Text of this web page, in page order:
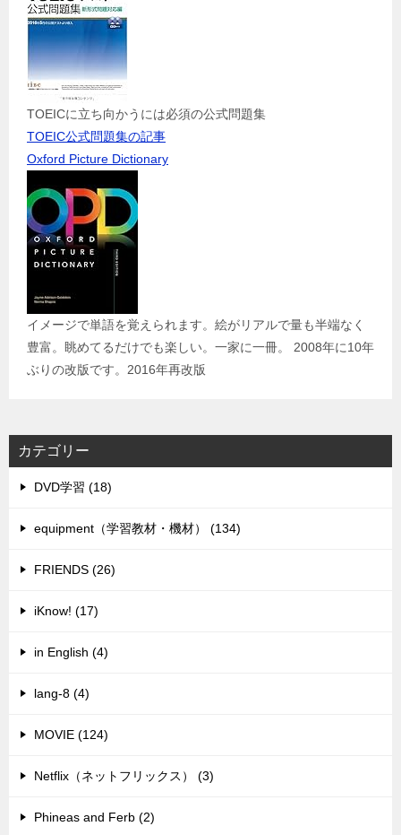
TOEICに立ち向かうには必須の公式問題集
TOEIC公式問題集の記事
Oxford Picture Dictionary
イメージで単語を覚えられます。絵がリアルで量も半端なく
豊富。眺めてるだけでも楽しい。一家に一冊。 2008年に10年
ぶりの改版です。2016年再改版
カテゴリー
DVD学習 (18)
equipment（学習教材・機材） (134)
FRIENDS (26)
iKnow! (17)
in English (4)
lang-8 (4)
MOVIE (124)
Netflix（ネットフリックス） (3)
Phineas and Ferb (2)